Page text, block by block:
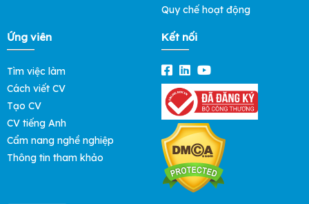
Quy chế hoạt động
Ứng viên
Tìm việc làm
Cách viết CV
Tạo CV
CV tiếng Anh
Cẩm nang nghề nghiệp
Thông tin tham khảo
Kết nối